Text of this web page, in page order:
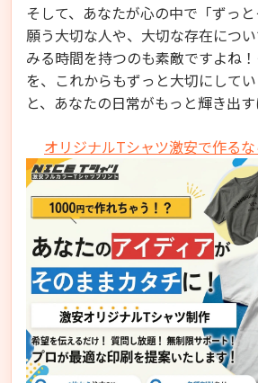
そして、あなたが心の中で「ずっ
願う大切な人や、大切な存在につ
みる時間を持つのも素敵ですよね
を、これからもずっと大切にして
と、あなたの日常がもっと輝き出す
オリジナルTシャツ激安で作る